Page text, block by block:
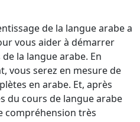
de la langue arabe a
vous aider à démarrer
la langue arabe. En
vous serez en mesure de
en arabe. Et, après
du cours de langue arabe
compréhension très